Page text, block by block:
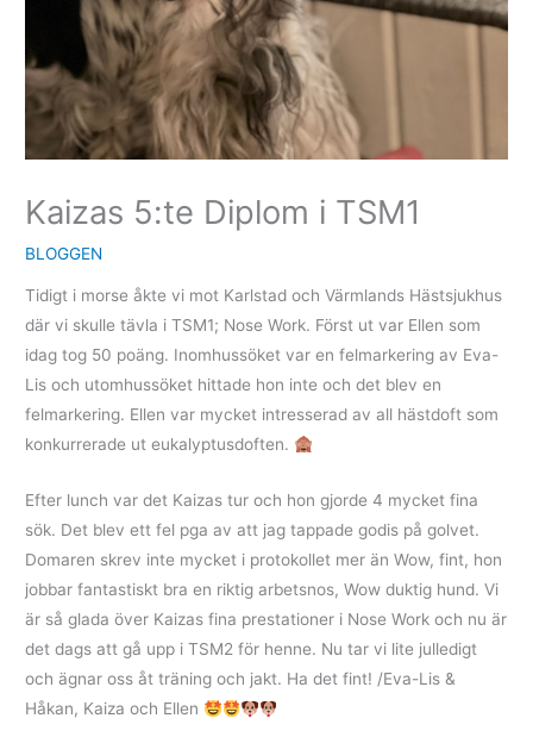
Kaizas 5:te Diplom i TSM1
BLOGGEN
Tidigt i morse åkte vi mot Karlstad och Värmlands Hästsjukhus
där vi skulle tävla i TSM1; Nose Work. Först ut var Ellen som
idag tog 50 poäng. Inomhussöket var en felmarkering av Eva-
Lis och utomhussöket hittade hon inte och det blev en
felmarkering. Ellen var mycket intresserad av all hästdoft som
konkurrerade ut eukalyptusdoften.
Efter lunch var det Kaizas tur och hon gjorde 4 mycket fina
sök. Det blev ett fel pga av att jag tappade godis på golvet.
Domaren skrev inte mycket i protokollet mer än Wow, fint, hon
jobbar fantastiskt bra en riktig arbetsnos, Wow duktig hund. Vi
är så glada över Kaizas fina prestationer i Nose Work och nu är
det dags att gå upp i TSM2 för henne. Nu tar vi lite julledigt
och ägnar oss åt träning och jakt. Ha det fint! /Eva-Lis &
Håkan, Kaiza och Ellen